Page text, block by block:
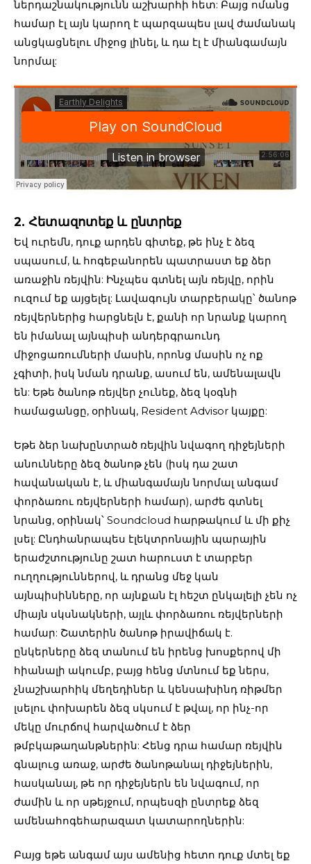
ներդաշնակությունն աշխարհի հետ: Բայց ոմանց
համար էլ այն կարող է պարզապես լավ ժամանակ
անցկացնելու միջոց լինել, և դա էլ է միանգամայն
նորմալ:
2. Հետազոտեք և ընտրեք
Եվ ուրեմն, դուք արդեն գիտեք, թե ինչ է ձեզ
սպասում, և հոգեբանորեն պատրաստ եք ձեր
առաջին ռեյվին: Ինչպես գտնել այն ռեյվը, որին
ուզում եք այցելել: Լավագույն տարբերակը՝ ծանոթ
ռեյվերներից հարցնելն է, քանի որ նրանք կարող
են իմանալ այնպիսի անդերգրաունդ
միջոցառումների մասին, որոնց մասին ոչ ոք
չգիտի, իսկ նման դրանք, ասում են, ամենալավն
են: Եթե ծանոթ ռեյվեր չունեք, ձեզ կօգնի
համացանցը, օրինակ, Resident Advisor կայքը:
Եթե ձեր նախընտրած ռեյվին նվագող դիջեյների
անունները ձեզ ծանոթ չեն (իսկ դա շատ
հավանական է, և միանգամայն նորմալ անգամ
փորձառու ռեյվերների համար), արժե գտնել
նրանց, օրինակ՝ Soundcloud հարթակում և մի քիչ
լսել: Ընդհանրապես էլեկտրոնային պարային
երաժշտությունը շատ հարուստ է տարբեր
ուղղություններով, և դրանց մեջ կան
այնպիսինները, որ այնքան էլ հեշտ ընկալելի չեն ոչ
միայն սկսնակների, այլև փորձառու ռեյվերների
համար: Շատերին ծանոթ իրավիճակ է.
ընկերները ձեզ տանում են իրենց խոսքերով մի
հիանալի ակումբ, բայց հենց մտնում եք ներս,
չնաշխարհիկ մեղեդիներ և կենսախինդ ռիթմեր
լսելու փոխարեն ձեզ սկսում է թվալ, որ ինչ-որ
մեկը մուրճով հարվածում է ձեր
թմբկաթաղանթներին: Հենց դրա համար ռեյվին
գնալուց առաջ, արժե ծանոթանալ դիջեյներին,
հասկանալ, թե որ դիջեյներն են նվագում, որ
ժամին և որ սթեյջում, որպեսզի ընտրեք ձեզ
ամենահոգեհարազատ կատարողներին:
Բայց եթե անգամ այս ամենից հետո դուք մտել եք